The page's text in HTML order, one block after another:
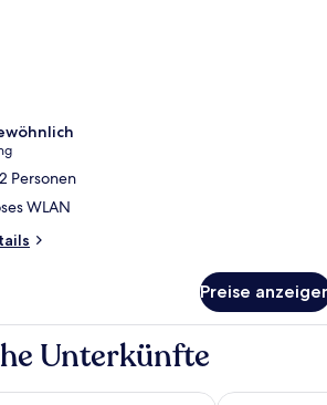
Personen
WLAN
Preise
Unterkünfte